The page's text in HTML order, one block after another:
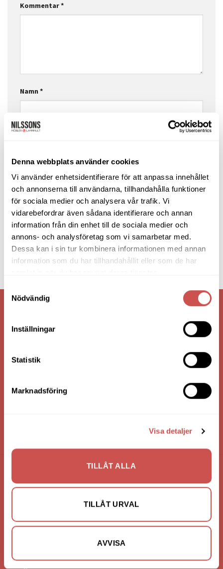
Denna webbplats använder cookies
Vi använder enhetsidentifierare för att anpassa innehållet
och annonserna till användarna, tillhandahålla funktioner
för sociala medier och analysera vår trafik. Vi
vidarebefordrar även sådana identifierare och annan
information från din enhet till de sociala medier och
annons- och analysföretag som vi samarbetar med.
Dessa kan i sin tur kombinera informationen med annan
information som du har tillhandahållit eller som de har
Samtyckesval
Nödvändig
Inställningar
Statistik
Marknadsföring
Visa detaljer
TILLÅT ALLA
TILLÅT URVAL
AVVISA
Kommentar*
Namn*
Webbplats
Nilssons Möbler i Lammhult
N. Fabriksgatan 2
363 44 Lammhult